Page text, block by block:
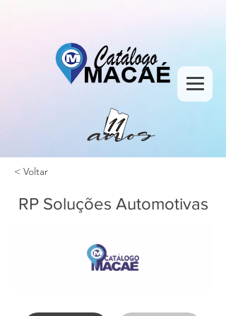
< Voltar
RP Soluções Automotivas